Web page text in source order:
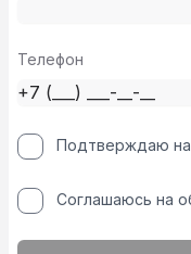
Телефон
Подтверждаю
Соглашаюсь на